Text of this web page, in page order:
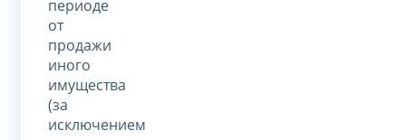
периоде
от
продажи
иного
имущества
(за
исключением